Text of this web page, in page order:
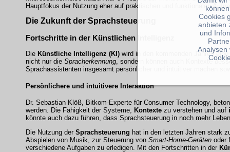
Hauptfokus der Nutzung eher auf praktischen und funktionalen
Die Zukunft der Sprachsteuerung
Fortschritte in der Künstlichen Intelligenz
Die Künstliche Intelligenz (KI) wird in den kommenden Jahren
nicht nur die Spracherkennung, sondern können auch Kontexte
Sprachassistenten insgesamt persönlicher und intuitiver machen
Persönlichere und intuitivere Interaktion
Dr. Sebastian Klöß, Bitkom-Experte für Consumer Technology,
werden. Die Fähigkeit der Systeme,
Kontexte zu verstehen und auf
könnte auch dazu führen, dass Sprachsteuerung in noch mehr
Die Nutzung der Sprachsteuerung hat in den letzten Jahren stark
Abspielen von Musik, zur Steuerung von Smart-Home-Geräten oder
verschiedene Aufgaben zu erledigen. Mit den Fortschritten in der
Cookies
anbieten
und
Analysen